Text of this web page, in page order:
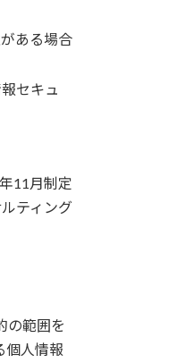
ある場合
セキュ
11月制定
ティング
の範囲を
個人情報